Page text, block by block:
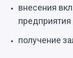
внесения
получение